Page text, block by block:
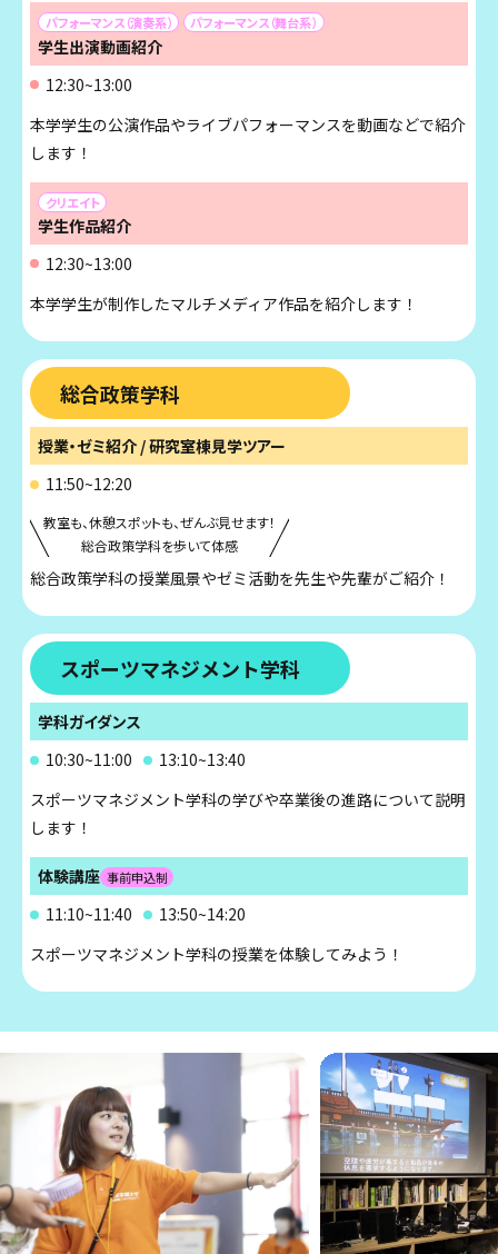
パフォーマンス（演奏系） パフォーマンス（舞台系）
学生出演動画紹介
12:30~13:00
本学学生の公演作品やライブパフォーマンスを動画などで紹介
します！
クリエイト
学生作品紹介
12:30~13:00
本学学生が制作したマルチメディア作品を紹介します！
総合政策学科
授業・ゼミ紹介 / 研究室棟見学ツアー
11:50~12:20
教室も、休憩スポットも、ぜんぶ見せます！
総合政策学科を歩いて体感
総合政策学科の授業風景やゼミ活動を先生や先輩がご紹介！
スポーツマネジメント学科
学科ガイダンス
10:30~11:00
13:10~13:40
スポーツマネジメント学科の学びや卒業後の進路について説明
します！
体験講座 事前申込制
11:10~11:40
13:50~14:20
スポーツマネジメント学科の授業を体験してみよう！